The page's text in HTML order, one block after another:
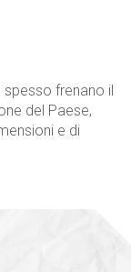
frenano il
del Paese,
e di